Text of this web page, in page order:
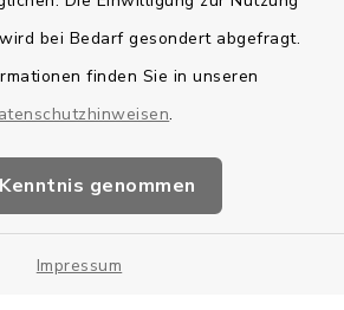
bei Bedarf gesondert abgefragt.
finden Sie in unseren
.
genommen
Impressum
Barrierefreiheit
Impressum
Sitemap